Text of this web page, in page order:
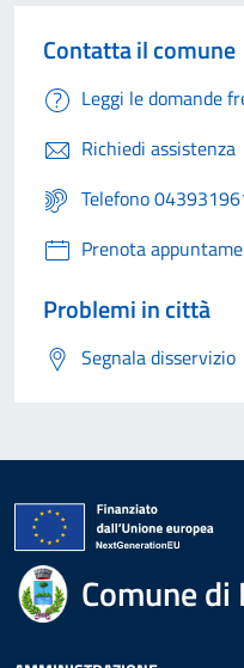
Contatta il comune
Leggi le domande
Richiedi assistenza
Telefono
Prenota
Problemi in città
Segnala disservizio
Comune di